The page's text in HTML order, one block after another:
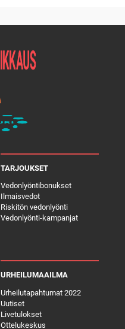
TARJOUKSET
Vedonlyöntibonukset
Ilmaisvedot
Riskitön vedonlyönti
Vedonlyönti-kampanjat
URHEILUMAAILMA
Urheilutapahtumat 2022
Uutiset
Livetulokset
Ottelukeskus